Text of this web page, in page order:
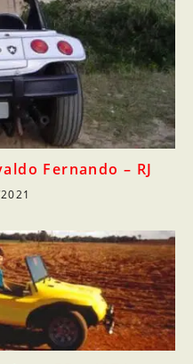
Fernando – RJ